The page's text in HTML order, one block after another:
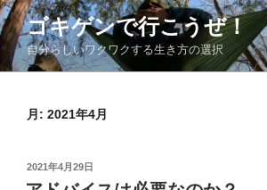
コ
ン
テ
ン
ゴキゲンで行こうぜ！
自分らしいワクワクする生き方の選択
月: 2021年4月
投
稿
2021年4月29日